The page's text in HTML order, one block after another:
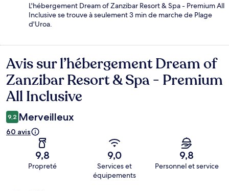
L'hébergement Dream of Zanzibar Resort & Spa - Premium All
Inclusive se trouve à seulement 3 min de marche de Plage
d'Uroa.
Avis
Avis sur l’hébergement Dream of
Zanzibar Resort & Spa - Premium
All Inclusive
9,2 Merveilleux
60 avis
9,8
Propreté
9,0
Services et
équipements
9,8
Personnel et service